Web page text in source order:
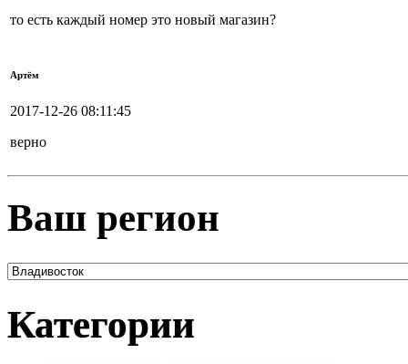
то есть каждый номер это новый магазин?
Артём
2017-12-26 08:11:45
верно
Ваш регион
Категории